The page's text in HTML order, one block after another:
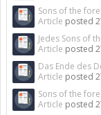
Sons of the
Article posted
Jedes Sons of
Article posted
Das Ende des
Article posted
Sons of the
Article posted